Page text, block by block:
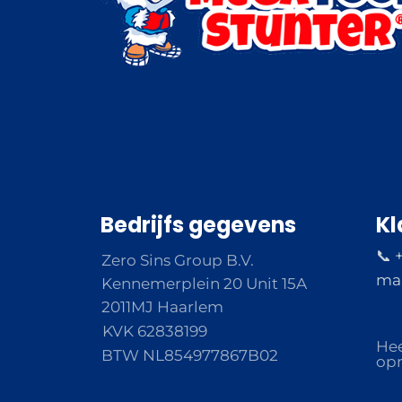
Bedrijfs gegevens
Zero Sins Group B.V.
Kennemerplein 20 Unit 15A
2011MJ Haarlem
KVK 62838199
BTW NL854977867B02
📞